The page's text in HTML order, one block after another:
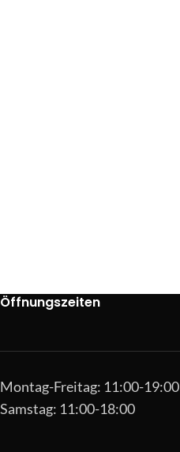
Öffnungszeiten
Montag-Freitag: 11:00-19:00
Samstag: 11:00-18:00